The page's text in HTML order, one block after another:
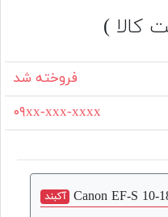
کالا )
فروخته شد
۰۹xx-xxx-xxxx
آکبند